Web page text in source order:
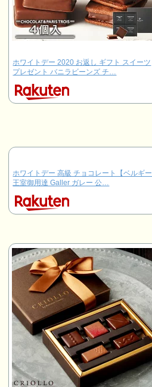
ホワイトデー 2020 お返し ギフト スイーツ
プレゼント バニラビーンズ チ…
ホワイトデー 高級 チョコレート【ベルギー
王室御用達 Galler ガレー 公…